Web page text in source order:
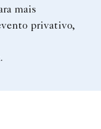
mais
privativo,